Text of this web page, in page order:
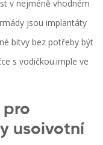
v nejméně vhodném
jsou implantáty
bitvy bez potřeby být
s vodičkou.imple ve
pro
usoivotní